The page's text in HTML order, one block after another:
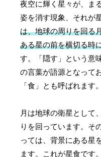
夜空に輝く星々が、ま
姿を消す現象、それが
は、地球の周りを回る
ある星の前を横切る時
す。「隠す」という意
の言葉が語源となって
「食」とも呼ばれます。
月は地球の衛星として
りを回っています。そ
っては、背景にある星
ます。これが星食です